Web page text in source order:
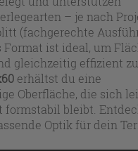
– je nach
(fachgerechte
Format ist ideal, um
gleichzeitig effizient
erhältst du eine
Oberfläche, die sich
formstabil bleibt.
Optik für dein